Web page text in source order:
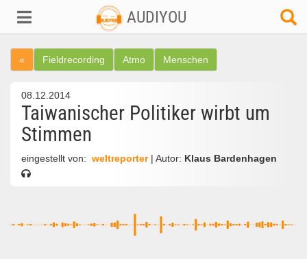
AUDIYOU
« Fieldrecording Atmo Menschen
08.12.2014
Taiwanischer Politiker wirbt um
Stimmen
eingestellt von: weltreporter | Autor: Klaus Bardenhagen